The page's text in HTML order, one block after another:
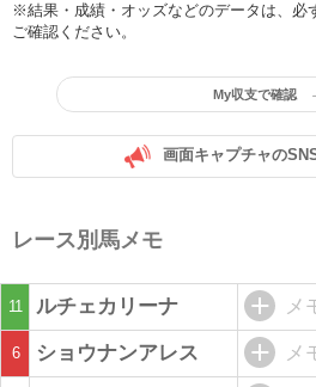
※結果・成績・オッズなどのデータは、必
ご確認ください。
My収支で確認
画面キャプチャの
レース別馬メモ
11 ルチェカリーナ メ
6 ショウナンアレス メ